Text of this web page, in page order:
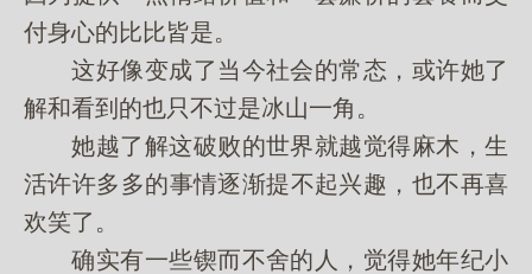
付身心的比比皆是。
这好像变成了当今社会的常态，或许她了
解和看到的也只不过是冰山一角。
她越了解这破败的世界就越觉得麻木，生
活许许多多的事情逐渐提不起兴趣，也不再喜
欢笑了。
确实有一些锲而不舍的人，觉得她年纪小